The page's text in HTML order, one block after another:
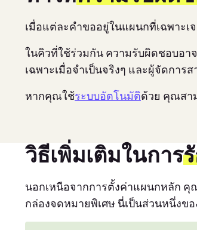
เมื่อแต่ละคำขออยู่ในแผนกที่เฉพาะ
ในคิวที่ใช้ร่วมกัน ความรับผิดชอบอา
เฉพาะเมื่อจำเป็นจริงๆ และผู้จัดกา
หากคุณใช้ระบบอัตโนมัติด้วย คุณสา
วิธีเพิ่มเติมในการ
นอกเหนือจากการตั้งค่าแผนกหลัก คุ
กล่องจดหมายพิเศษ นี่เป็นส่วนหนึ่งขอ